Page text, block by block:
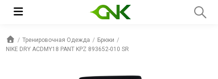
Тренировочная Одежда
Брюки
NIKE DRY ACDMY18 PANT KPZ 893652-010 SR